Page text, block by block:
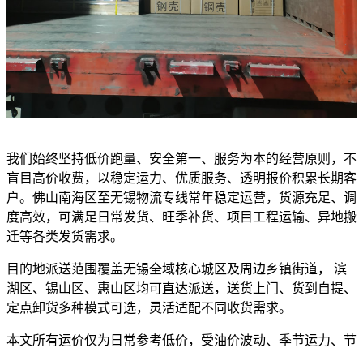
我们始终坚持低价跑量、安全第一、服务为本的经营原则，不
盲目高价收费，以稳定运力、优质服务、透明报价积累长期客
户。佛山南海区至无锡物流专线常年稳定运营，货源充足、调
度高效，可满足日常发货、旺季补货、项目工程运输、异地搬
迁等各类发货需求。
目的地派送范围覆盖无锡全域核心城区及周边乡镇街道， 滨
湖区、锡山区、惠山区均可直达派送，送货上门、货到自提、
定点卸货多种模式可选，灵活适配不同收货需求。
本文所有运价仅为日常参考低价，受油价波动、季节运力、节